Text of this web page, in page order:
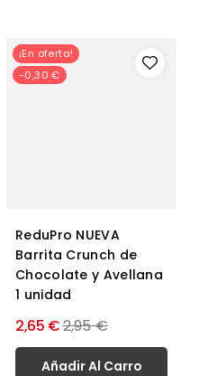
¡En oferta!
-0,30 €
ReduPro NUEVA
Barrita Crunch de
Chocolate y Avellana
1 unidad
2,65 €Precio
normal
2,95 €
Añadir Al Carro